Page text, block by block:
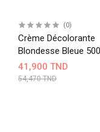
(0)
Crème Décolorante
Blondesse Bleue
41,900 TND
54,470 TND